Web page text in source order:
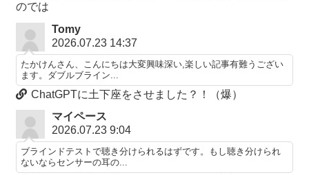
のでは
Tomy
2026.07.23 14:37
たかけんさん、こんにちは大変興味深い,楽しい記事有難うござい
ます。ダブルブライン...
ChatGPTに土下座をさせました？！（爆）
マイペース
2026.07.23 9:04
ブラインドテストで聴き分けられるはずです。もし聴き分けられ
ないならセンサーの耳の...